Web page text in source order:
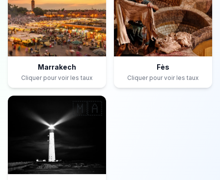
Marrakech
Cliquer pour voir les taux
Fès
Cliquer pour voir les taux
🇲🇦